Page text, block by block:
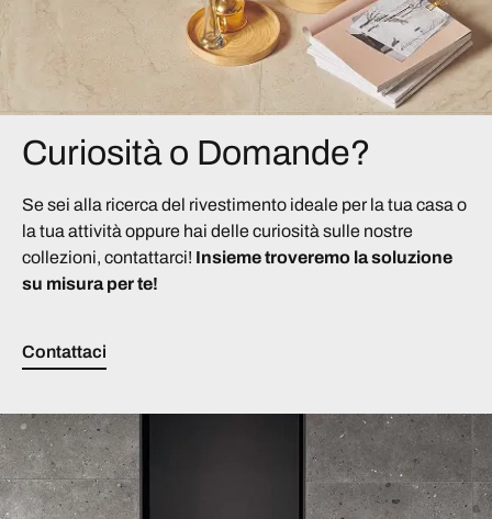
Curiosità o Domande?
Se sei alla ricerca del rivestimento ideale per la tua casa o
la tua attività oppure hai delle curiosità sulle nostre
collezioni, contattarci! Insieme troveremo la soluzione
su misura per te!
Contattaci